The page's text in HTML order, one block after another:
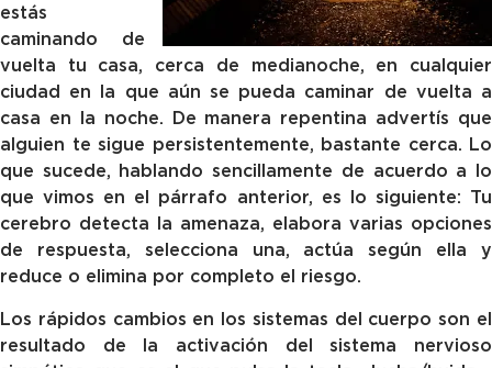
estás
caminando de
vuelta tu casa, cerca de medianoche, en cualquier
ciudad en la que aún se pueda caminar de vuelta a
casa en la noche. De manera repentina advertís que
alguien te sigue persistentemente, bastante cerca. Lo
que sucede, hablando sencillamente de acuerdo a lo
que vimos en el párrafo anterior, es lo siguiente: Tu
cerebro detecta la amenaza, elabora varias opciones
de respuesta, selecciona una, actúa según ella y
reduce o elimina por completo el riesgo.
Los rápidos cambios en los sistemas del cuerpo son el
resultado de la activación del sistema nervioso